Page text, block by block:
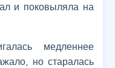
и поковыляла на
медленнее
но старалась